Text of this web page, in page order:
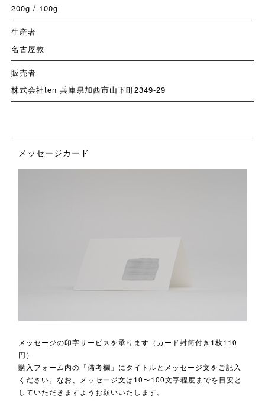
200g / 100g
生産者
名古屋敦
販売者
株式会社ten 兵庫県加西市山下町2349-29
メッセージカード
メッセージの印字サービスを承ります（カード封筒付き1枚110
円）
購入フォーム内の「備考欄」にタイトルとメッセージ文をご記入
ください。なお、メッセージ文は10〜100文字程度までを目安と
していただきますようお願いいたします。